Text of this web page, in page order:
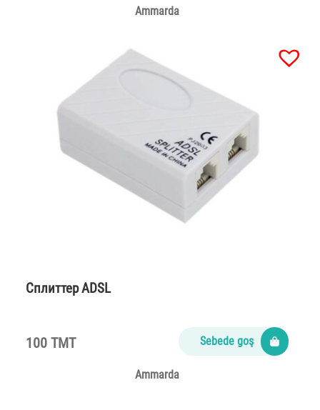
Ammarda
Сплиттер ADSL
100 TMT Sebede goş
Ammarda